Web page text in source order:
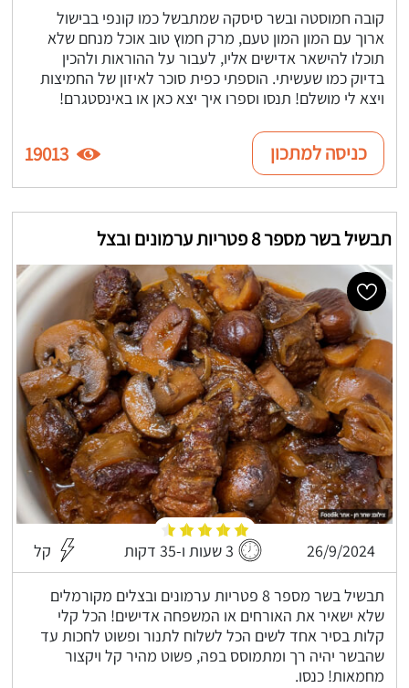
קובה חמוסטה ובשר סיסקה שמתבשל כמו קונפי בבישול
ארוך עם המון המון טעם, מרק חמוץ טוב אוכל מנחם שלא
תוכלו להישאר אדישים אליו, לעבור על ההוראות ולהכין
בדיוק כמו שעשיתי. הוספתי כפית סוכר לאיזון של החמיצות
ויצא לי מושלם! תנסו וספרו איך יצא כאן או באינסטגרם!
כניסה למתכון 19013
תבשיל בשר מספר 8 פטריות ערמונים ובצל
26/9/2024 3 שעות ו-35 דקות קל
תבשיל בשר מספר 8 פטריות ערמונים ובצלים מקורמלים
שלא ישאיר את האורחים או המשפחה אדישים! הכל קלי
קלות בסיר אחד לשים הכל לשלוח לתנור ופשוט לחכות עד
שהבשר יהיה רך ומתמוסס בפה, פשוט מהיר קל ויקצור
מחמאות! כנסו.